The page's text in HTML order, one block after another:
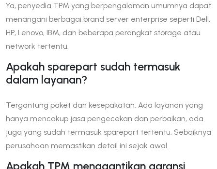
Ya, penyedia TPM yang berpengalaman umumnya dapat
menangani berbagai brand server enterprise seperti Dell,
HP, Lenovo, IBM, dan beberapa perangkat storage atau
network tertentu.
Apakah sparepart sudah termasuk
dalam layanan?
Tergantung paket dan kesepakatan. Ada layanan yang
hanya mencakup jasa pengecekan dan perbaikan, ada
juga yang sudah termasuk sparepart tertentu. Sebaiknya
perusahaan memastikan detail ini sejak awal.
Apakah TPM menggantikan garansi